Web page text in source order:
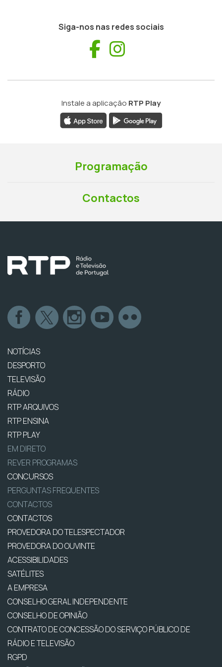
Siga-nos nas redes sociais
Facebook
Instale a aplicação RTP Play
Programação
Contactos
NOTÍCIAS
DESPORTO
TELEVISÃO
RÁDIO
RTP ARQUIVOS
RTP ENSINA
RTP PLAY
EM DIRETO
REVER PROGRAMAS
CONCURSOS
PERGUNTAS FREQUENTES
CONTACTOS
CONTACTOS
PROVEDORA DO TELESPECTADOR
PROVEDORA DO OUVINTE
ACESSIBILIDADES
SATÉLITES
A EMPRESA
CONSELHO GERAL INDEPENDENTE
CONSELHO DE OPINIÃO
CONTRATO DE CONCESSÃO DO SERVIÇO PÚBLICO DE
RÁDIO E TELEVISÃO
RGPD